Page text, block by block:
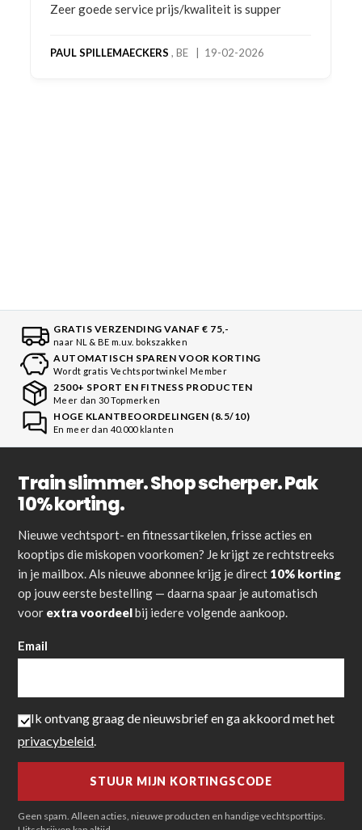
goede service prijs/kwaliteit is supper
SPILLEMAECKERS, BE | 19-02-2026
GRATIS VERZENDING VANAF € 75,-
naar NL & BE m.u.v. bokszakken
AUTOMATISCH SPAREN VOOR KORTING
Wordt gratis Vechtsportwinkel Member
2500+ SPORT EN FITNESS PRODUCTEN
Meer dan 30 Topmerken
HOGE KLANTBEOORDELINGEN (8.5/10)
En meer dan 40.000 klanten
Train slimmer. Shop scherper. Pak
10% korting.
Nieuwe vechtsport- en fitnessartikelen, frisse acties en
kooptips die miskopen voorkomen? Je krijgt ze rechtstreeks
in je mailbox. Als nieuwe abonnee krijg je direct 10% korting
op jouw eerste bestelling — daarna spaar je automatisch
voor extra voordeelbij iedere volgende aankoop.
Email
Ik ontvang graag de nieuwsbrief en ga akkoord met het
privacybeleid.
Geen spam. Alleen acties, nieuwe producten en handige vechtsporttips.